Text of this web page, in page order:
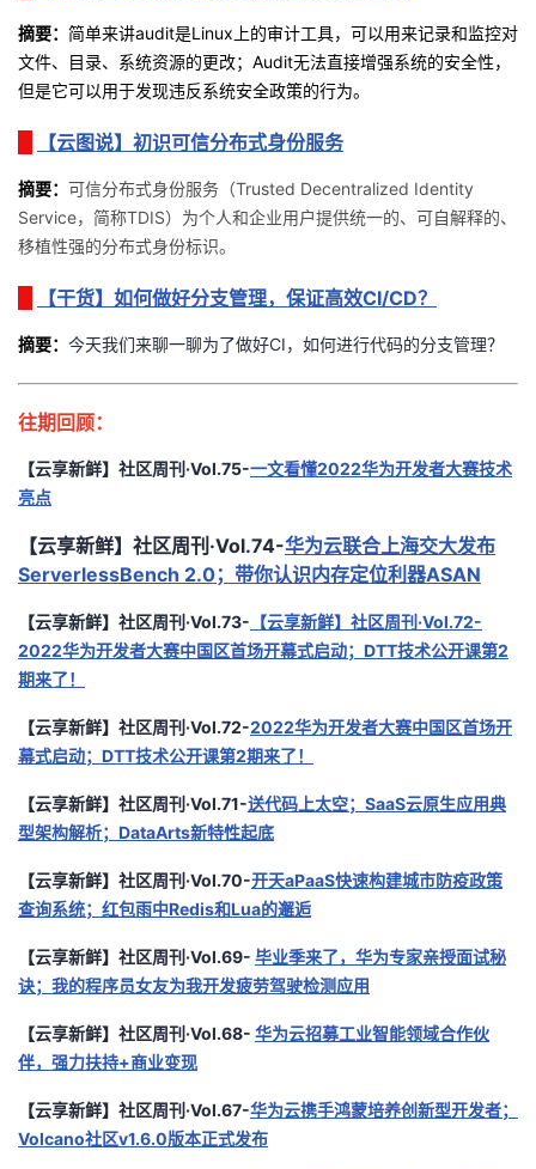
摘要： 简单来讲audit是Linux上的审计工具，可以用来记录和监控对
文件、目录、系统资源的更改；Audit无法直接增强系统的安全性，
但是它可以用于发现违反系统安全政策的行为。
【云图说】初识可信分布式身份服务
摘要： 可信分布式身份服务（Trusted Decentralized Identity
Service，简称TDIS）为个人和企业用户提供统一的、可自解释的、
移植性强的分布式身份标识。
【干货】如何做好分支管理，保证高效CI/CD？
摘要： 今天我们来聊一聊为了做好CI，如何进行代码的分支管理？
往期回顾：
【云享新鲜】社区周刊·Vol.75-一文看懂2022华为开发者大赛技术
亮点
【云享新鲜】社区周刊·Vol.74-华为云联合上海交大发布
ServerlessBench 2.0；带你认识内存定位利器ASAN
【云享新鲜】社区周刊·Vol.73- 【云享新鲜】社区周刊·Vol.72-
2022华为开发者大赛中国区首场开幕式启动；DTT技术公开课第2
期来了！
【云享新鲜】社区周刊·Vol.72-2022华为开发者大赛中国区首场开
幕式启动；DTT技术公开课第2期来了！
【云享新鲜】社区周刊·Vol.71-送代码上太空；SaaS云原生应用典
型架构解析；DataArts新特性起底
【云享新鲜】社区周刊·Vol.70-开天aPaaS快速构建城市防疫政策
查询系统；红包雨中Redis和Lua的邂逅
【云享新鲜】社区周刊·Vol.69- 毕业季来了，华为专家亲授面试秘
诀；我的程序员女友为我开发疲劳驾驶检测应用
【云享新鲜】社区周刊·Vol.68- 华为云招募工业智能领域合作伙
伴，强力扶持+商业变现
【云享新鲜】社区周刊·Vol.67-华为云携手鸿蒙培养创新型开发者；
Volcano社区v1.6.0版本正式发布